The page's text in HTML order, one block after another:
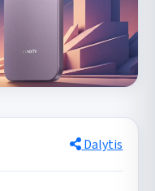
Dalytis